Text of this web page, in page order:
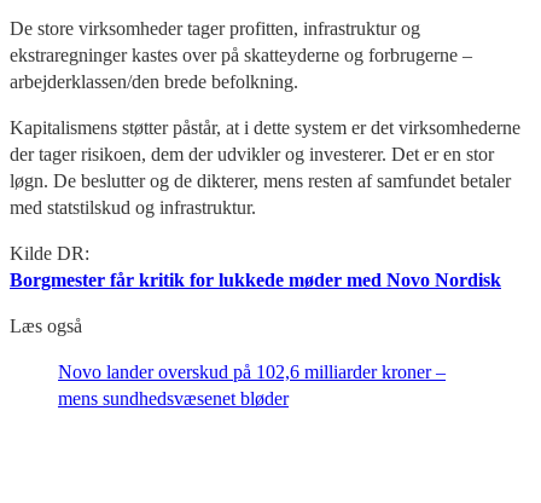
De store virksomheder tager profitten, infrastruktur og
ekstraregninger kastes over på skatteyderne og forbrugerne –
arbejderklassen/den brede befolkning.
Kapitalismens støtter påstår, at i dette system er det virksomhederne
der tager risikoen, dem der udvikler og investerer. Det er en stor
løgn. De beslutter og de dikterer, mens resten af samfundet betaler
med statstilskud og infrastruktur.
Kilde DR:
Borgmester får kritik for lukkede møder med Novo Nordisk
Læs også
Novo lander overskud på 102,6 milliarder kroner –
mens sundhedsvæsenet bløder